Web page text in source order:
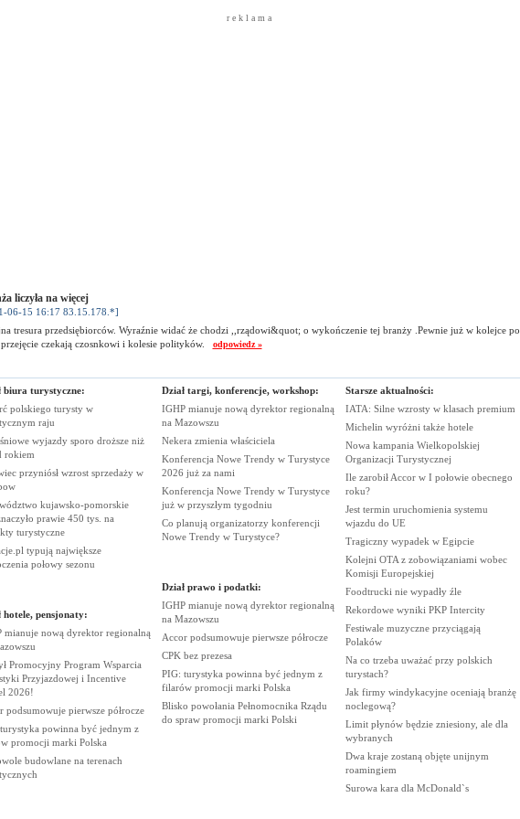
r e k l a m a
liczyła na więcej
06-15 16:17 83.15.178.*]
tresura przedsiębiorców. Wyraźnie widać że chodzi ,,rządowi&quot; o wykończenie tej branży .Pewnie już w kolejce po
czekają czosnkowi i kolesie polityków. odpowiedz »
biura turystyczne:
polskiego turysty w
raju
wyjazdy sporo droższe niż
rokiem
przyniósł wzrost sprzedaży w
kujawsko-pomorskie
prawie 450 tys. na
turystyczne
typują największe
połowy sezonu
hotele, pensjonaty:
mianuje nową dyrektor regionalną
Promocyjny Program Wsparcia
Przyjazdowej i Incentive
2026!
podsumowuje pierwsze półrocze
powinna być jednym z
promocji marki Polska
budowlane na terenach
Dział targi, konferencje, workshop:
IGHP mianuje nową dyrektor regionalną
na Mazowszu
Nekera zmienia właściciela
Konferencja Nowe Trendy w Turystyce
2026 już za nami
Konferencja Nowe Trendy w Turystyce
już w przyszłym tygodniu
Co planują organizatorzy konferencji
Nowe Trendy w Turystyce?
Dział prawo i podatki:
IGHP mianuje nową dyrektor regionalną
na Mazowszu
Accor podsumowuje pierwsze półrocze
CPK bez prezesa
PIG: turystyka powinna być jednym z
filarów promocji marki Polska
Blisko powołania Pełnomocnika Rządu
do spraw promocji marki Polski
Starsze aktualności:
IATA: Silne wzrosty w klasach premium
Michelin wyróżni także hotele
Nowa kampania Wielkopolskiej
Organizacji Turystycznej
Ile zarobił Accor w I połowie obecnego
roku?
Jest termin uruchomienia systemu
wjazdu do UE
Tragiczny wypadek w Egipcie
Kolejni OTA z zobowiązaniami wobec
Komisji Europejskiej
Foodtrucki nie wypadły źle
Rekordowe wyniki PKP Intercity
Festiwale muzyczne przyciągają
Polaków
Na co trzeba uważać przy polskich
turystach?
Jak firmy windykacyjne oceniają branżę
noclegową?
Limit płynów będzie zniesiony, ale dla
wybranych
Dwa kraje zostaną objęte unijnym
roamingiem
Surowa kara dla McDonald`s